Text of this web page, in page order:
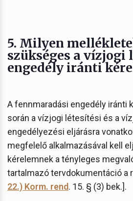
5. Milyen
szükséges a vízjogi
engedély iránti
A fennmaradási engedély iránti
során a vízjogi létesítési és a
engedélyezési eljárásra
megfelelő alkalmazásával kell
kérelemnek a tényleges
tartalmazó tervdokumentáció a
22.) Korm. rend. 15. § (3) bek.].